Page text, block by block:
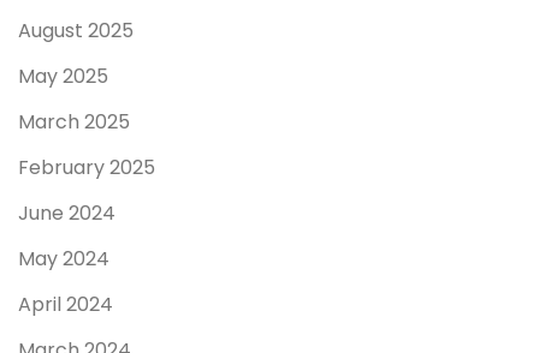
August 2025
May 2025
March 2025
February 2025
June 2024
May 2024
April 2024